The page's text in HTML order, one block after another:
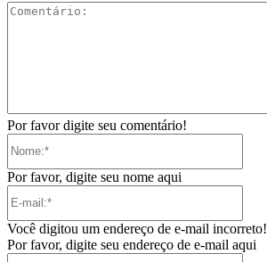
Por favor digite seu comentário!
Por favor, digite seu nome aqui
Você digitou um endereço de e-mail incorreto!
Por favor, digite seu endereço de e-mail aqui